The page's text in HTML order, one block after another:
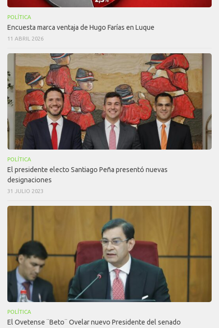
POLÍTICA
Encuesta marca ventaja de Hugo Farías en Luque
11 ABRIL 2026
POLÍTICA
El presidente electo Santiago Peña presentó nuevas
designaciones
31 JULIO 2023
POLÍTICA
El Ovetense ¨Beto¨ Ovelar nuevo Presidente del senado